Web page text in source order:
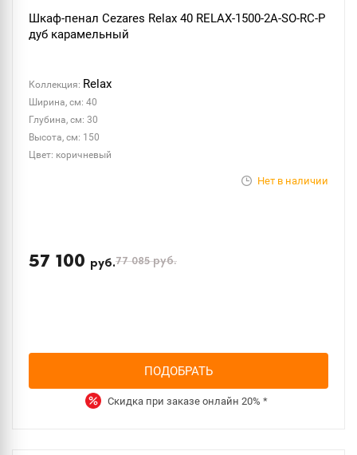
Шкаф-пенал Cezares Relax 40 RELAX-1500-2A-SO-RC-P
дуб карамельный
Коллекция: Relax
Ширина, см: 40
Глубина, см: 30
Высота, см: 150
Цвет: коричневый
Нет в наличии
57 100 руб.77 085руб.
ПОДОБРАТЬ
Скидка при заказе онлайн 20% *